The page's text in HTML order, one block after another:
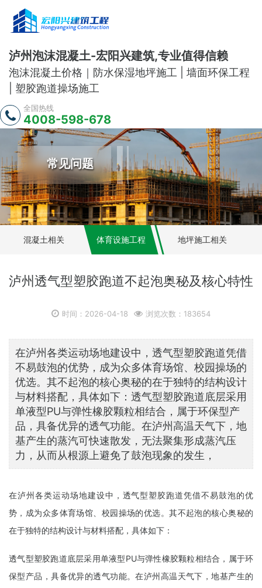
泸州泡沫混凝土-宏阳兴建筑,专业值得信赖
泡沫混凝土价格｜防水保湿地坪施工 | 墙面环保工程
| 塑胶跑道操场施工
全国热线
4008-598-678
常见问题
混凝土相关 体育设施工程 地坪施工相关
泸州透气型塑胶跑道不起泡奥秘及核心特性
时间：2026-04-18 浏览次数：183654
在泸州各类运动场地建设中，透气型塑胶跑道凭借
不易鼓泡的优势，成为众多体育场馆、校园操场的
优选。其不起泡的核心奥秘的在于独特的结构设计
与材料搭配，具体如下：透气型塑胶跑道底层采用
单液型PU与弹性橡胶颗粒相结合，属于环保型产
品，具备优异的透气功能。在泸州高温天气下，地
基产生的蒸汽可快速散发，无法聚集形成蒸汽压
力，从而从根源上避免了鼓泡现象的发生，
在泸州各类运动场地建设中，透气型塑胶跑道凭借不易鼓泡的优
势，成为众多体育场馆、校园操场的优选。其不起泡的核心奥秘的
在于独特的结构设计与材料搭配，具体如下：
透气型塑胶跑道底层采用单液型PU与弹性橡胶颗粒相结合，属于环
保型产品，具备优异的透气功能。在泸州高温天气下，地基产生的